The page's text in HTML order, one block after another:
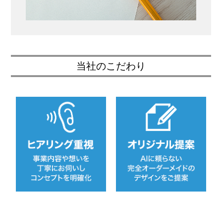
当社のこだわり